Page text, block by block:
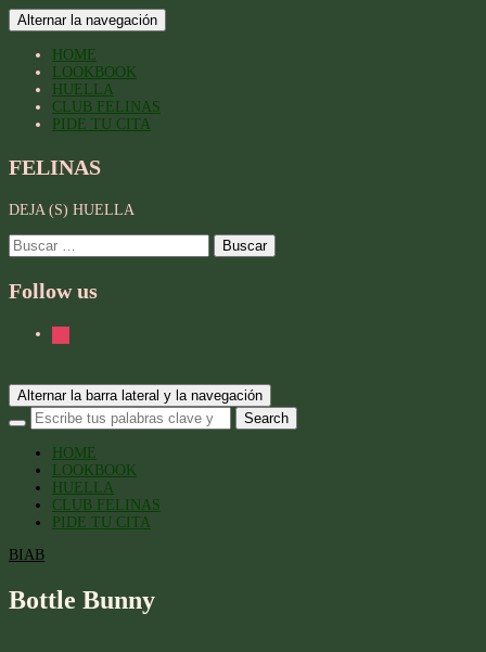
Alternar la navegación
HOME
LOOKBOOK
HUELLA
CLUB FELINAS
PIDE TU CITA
FELINAS
DEJA (S) HUELLA
Buscar:
Follow us
Alternar la barra lateral y la navegación
HOME
LOOKBOOK
HUELLA
CLUB FELINAS
PIDE TU CITA
BIAB
Bottle Bunny